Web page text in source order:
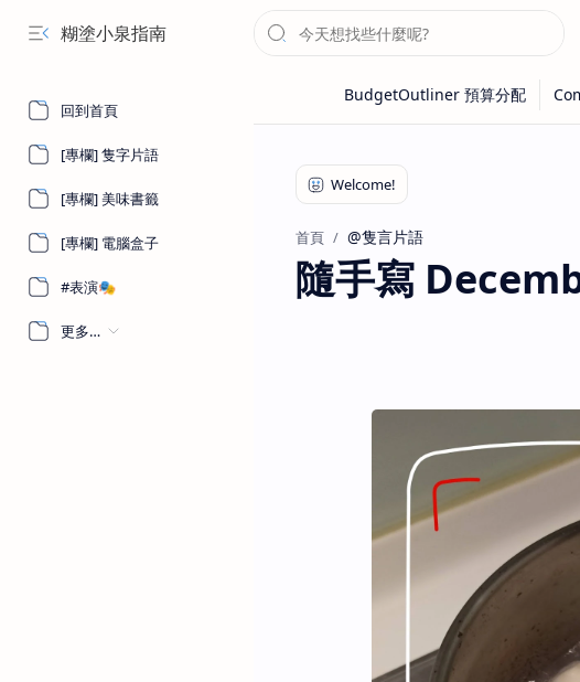
糊塗小泉指南
回到首頁
[專欄] 隻字片語
[專欄] 美味書籤
[專欄] 電腦盒子
#表演🎭
更多…
首頁 @隻言片語
隨手寫